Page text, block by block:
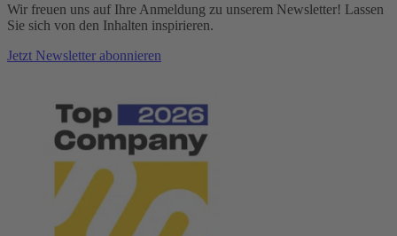
Wir freuen uns auf Ihre Anmeldung zu unserem Newsletter! Lassen
Sie sich von den Inhalten inspirieren.
Jetzt Newsletter abonnieren